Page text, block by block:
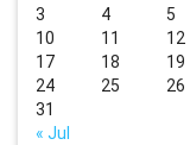
« Jul
3
4 5
10
11 12
17
18 19
24
25 26
31